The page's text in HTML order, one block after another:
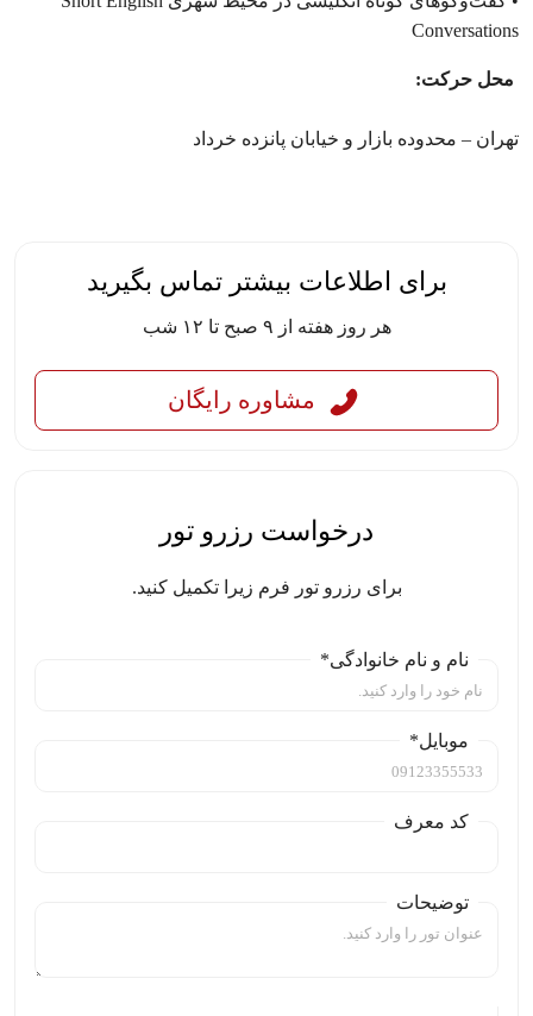
Conversations
محل حرکت:
تهران – محدوده بازار و خیابان پانزده خرداد
برای اطلاعات بیشتر تماس بگیرید
هر روز هفته از ۹ صبح تا ۱۲ شب
مشاوره رایگان
درخواست رزرو تور
برای رزرو تور فرم زیرا تکمیل کنید.
نام و نام خانوادگی*
موبایل*
کد معرف
توضیحات